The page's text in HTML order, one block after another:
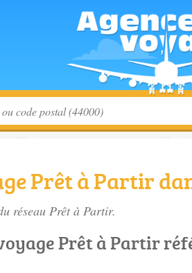
Prêt à Partir
réseau Prêt à Partir.
Prêt à Partir